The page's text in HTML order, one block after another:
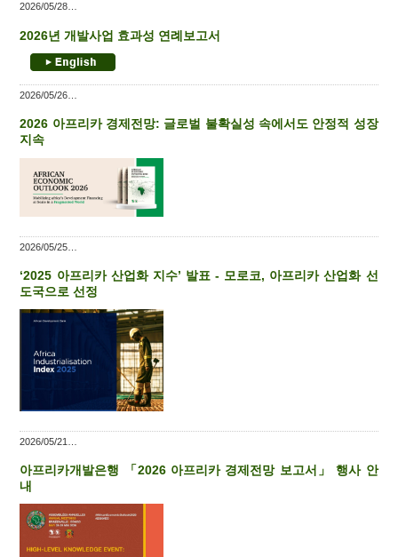
2026/05/28
2026년 개발사업 효과성 연례보고서
2026/05/26
2026 아프리카 경제전망: 글로벌 불확실성 속에서도 안정적 성장
지속
2026/05/25
‘2025 아프리카 산업화 지수’ 발표 - 모로코, 아프리카 산업화 선
도국으로 선정
2026/05/21
아프리카개발은행 「2026 아프리카 경제전망 보고서」 행사 안
내